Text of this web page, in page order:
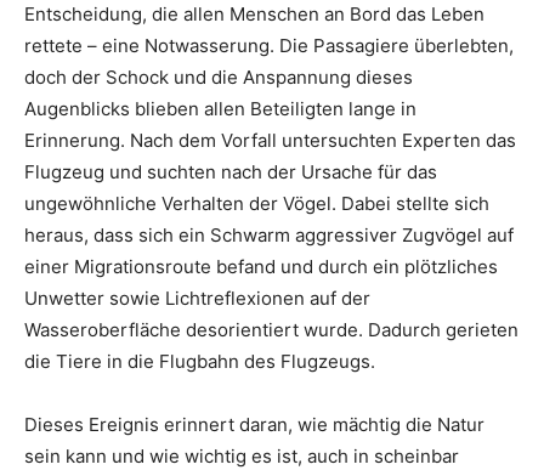
Entscheidung, die allen Menschen an Bord das Leben
rettete – eine Notwasserung. Die Passagiere überlebten,
doch der Schock und die Anspannung dieses
Augenblicks blieben allen Beteiligten lange in
Erinnerung. Nach dem Vorfall untersuchten Experten das
Flugzeug und suchten nach der Ursache für das
ungewöhnliche Verhalten der Vögel. Dabei stellte sich
heraus, dass sich ein Schwarm aggressiver Zugvögel auf
einer Migrationsroute befand und durch ein plötzliches
Unwetter sowie Lichtreflexionen auf der
Wasseroberfläche desorientiert wurde. Dadurch gerieten
die Tiere in die Flugbahn des Flugzeugs.
Dieses Ereignis erinnert daran, wie mächtig die Natur
sein kann und wie wichtig es ist, auch in scheinbar